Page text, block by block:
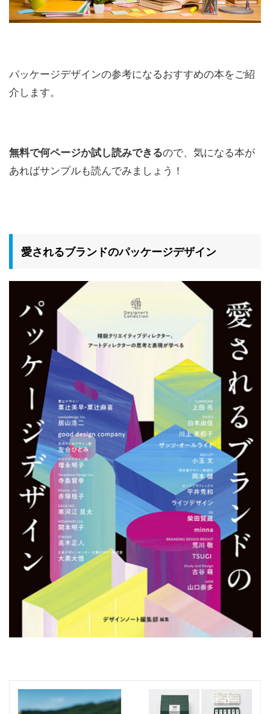
パッケージデザインの参考になるおすすめの本をご紹
介します。
無料で何ページか試し読みできるので、気になる本が
あればサンプルも読んでみましょう！
愛されるブランドのパッケージデザイン